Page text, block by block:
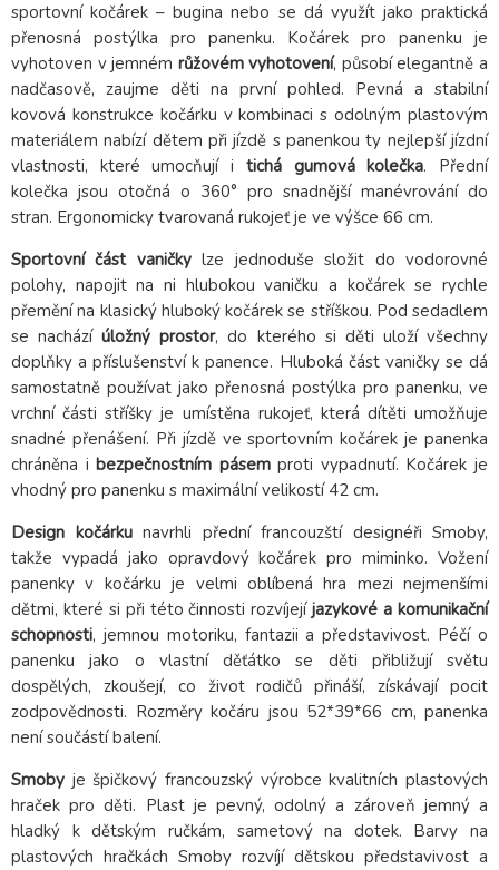
sportovní kočárek – bugina nebo se dá využít jako praktická
přenosná postýlka pro panenku. Kočárek pro panenku je
vyhotoven v jemném růžovém vyhotovení, působí elegantně a
nadčasově, zaujme děti na první pohled. Pevná a stabilní
kovová konstrukce kočárku v kombinaci s odolným plastovým
materiálem nabízí dětem při jízdě s panenkou ty nejlepší jízdní
vlastnosti, které umocňují i tichá gumová kolečka. Přední
kolečka jsou otočná o 360° pro snadnější manévrování do
stran. Ergonomicky tvarovaná rukojeť je ve výšce 66 cm.
Sportovní část vaničkylze jednoduše složit do vodorovné
polohy, napojit na ni hlubokou vaničku a kočárek se rychle
přemění na klasický hluboký kočárek se stříškou. Pod sedadlem
se nacházíúložný prostor, do kterého si děti uloží všechny
doplňky a příslušenství k panence. Hluboká část vaničky se dá
samostatně používat jako přenosná postýlka pro panenku, ve
vrchní části stříšky je umístěna rukojeť, která dítěti umožňuje
snadné přenášení. Při jízdě ve sportovním kočárek je panenka
chráněna ibezpečnostním pásemproti vypadnutí. Kočárek je
vhodný pro panenku s maximální velikostí 42 cm.
Design kočárkunavrhli přední francouzští designéři Smoby,
takže vypadá jako opravdový kočárek pro miminko. Vožení
panenky v kočárku je velmi oblíbená hra mezi nejmenšími
dětmi, které si při této činnosti rozvíjejíjazykové a komunikační
schopnosti, jemnou motoriku, fantazii a představivost. Péčí o
panenku jako o vlastní děťátko se děti přibližují světu
dospělých, zkoušejí, co život rodičů přináší, získávají pocit
zodpovědnosti. Rozměry kočáru jsou 52*39*66 cm, panenka
není součástí balení.
Smoby je špičkový francouzský výrobce kvalitních plastových
hraček pro děti. Plast je pevný, odolný a zároveň jemný a
hladký k dětským ručkám, sametový na dotek. Barvy na
plastových hračkách Smoby rozvíjí dětskou představivost a